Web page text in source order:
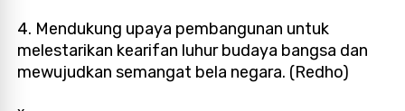
4. Mendukung upaya pembangunan untuk
melestarikan kearifan luhur budaya bangsa dan
mewujudkan semangat bela negara. (Redho)